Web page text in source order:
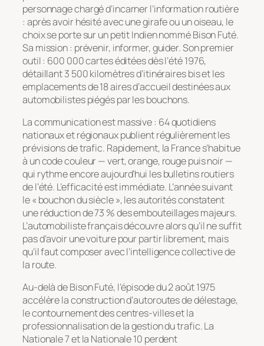
personnage chargé d’incarner l’information routière
: après avoir hésité avec une girafe ou un oiseau, le
choix se porte sur un petit Indien nommé Bison Futé.
Sa mission : prévenir, informer, guider. Son premier
outil : 600 000 cartes éditées dès l’été 1976,
détaillant 3 500 kilomètres d’itinéraires bis et les
emplacements de 18 aires d’accueil destinées aux
automobilistes piégés par les bouchons.
La communication est massive : 64 quotidiens
nationaux et régionaux publient régulièrement les
prévisions de trafic. Rapidement, la France s’habitue
à un code couleur — vert, orange, rouge puis noir —
qui rythme encore aujourd’hui les bulletins routiers
de l’été. L’efficacité est immédiate. L’année suivant
le « bouchon du siècle », les autorités constatent
une réduction de 73 % des embouteillages majeurs.
L’automobiliste français découvre alors qu’il ne suffit
pas d’avoir une voiture pour partir librement, mais
qu’il faut composer avec l’intelligence collective de
la route.
Au-delà de Bison Futé, l’épisode du 2 août 1975
accélère la construction d’autoroutes de délestage,
le contournement des centres-villes et la
professionnalisation de la gestion du trafic. La
Nationale 7 et la Nationale 10 perdent